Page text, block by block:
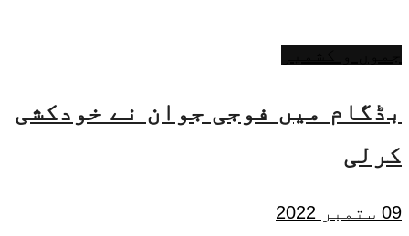
بڈگام میں فوجی جوان نے خودکشی
کرلی
09 ستمبر 2022